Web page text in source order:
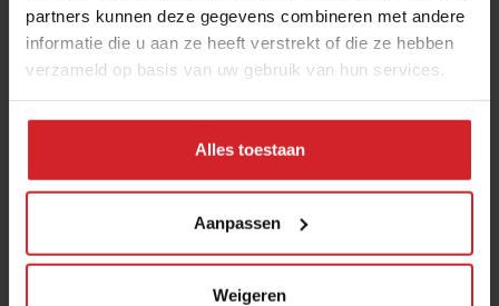
partners kunnen deze gegevens combineren met andere
informatie die u aan ze heeft verstrekt of die ze hebben
verzameld op basis van uw gebruik van hun services.
Alles toestaan
Aanpassen
Weigeren
VHC Jongens levert dagverse melk van Mijn Melk aan de
10 september 2024 | 3 min
Producenten Drinks